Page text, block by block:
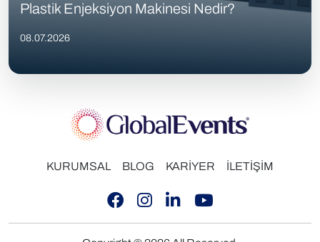
Plastik Enjeksiyon Makinesi Nedir?
08.07.2026
KURUMSAL BLOG KARİYER İLETİŞİM